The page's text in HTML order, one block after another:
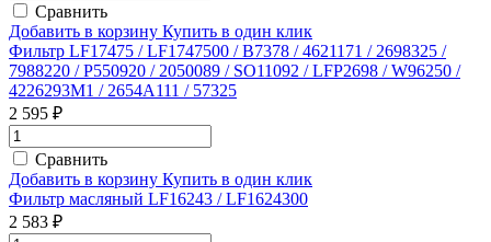
Сравнить
Добавить в корзину Купить в один клик
Фильтр LF17475 / LF1747500 / B7378 / 4621171 / 2698325 /
7988220 / P550920 / 2050089 / SO11092 / LFP2698 / W96250 /
4226293M1 / 2654A111 / 57325
2 595 ₽
Сравнить
Добавить в корзину Купить в один клик
Фильтр масляный LF16243 / LF1624300
2 583 ₽